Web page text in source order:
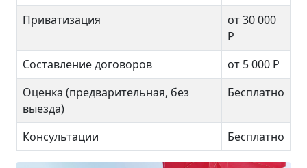
Приватизация
от 30 000
Р
Составление договоров
от 5 000 Р
Оценка (предварительная, без
выезда)
Бесплатно
Консультации Бесплатно